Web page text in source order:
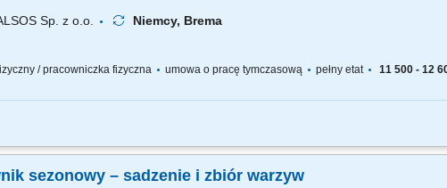
Sp. z o.o. Niemcy, Brema
/ pracowniczka fizyczna umowa o pracę tymczasową pełny etat 11 500 - 12
chwastów na terenach uprawnych, sadzenie oraz przygotowywanie roślin,
sezonowy – sadzenie i zbiór warzyw